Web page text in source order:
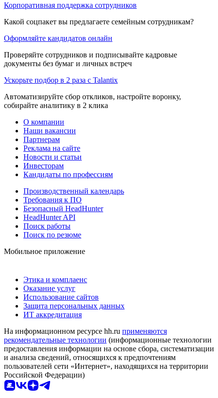
Корпоративная поддержка сотрудников
Какой соцпакет вы предлагаете семейным сотрудникам?
Оформляйте кандидатов онлайн
Проверяйте сотрудников и подписывайте кадровые
документы без бумаг и личных встреч
Ускорьте подбор в 2 раза с Talantix
Автоматизируйте сбор откликов, настройте воронку,
собирайте аналитику в 2 клика
О компании
Наши вакансии
Партнерам
Реклама на сайте
Новости и статьи
Инвесторам
Кандидаты по профессиям
Производственный календарь
Требования к ПО
Безопасный HeadHunter
HeadHunter API
Поиск работы
Поиск по резюме
Мобильное приложение
Этика и комплаенс
Оказание услуг
Использование сайтов
Защита персональных данных
ИТ аккредитация
На информационном ресурсе hh.ru применяются
рекомендательные технологии (информационные технологии
предоставления информации на основе сбора, систематизации
и анализа сведений, относящихся к предпочтениям
пользователей сети «Интернет», находящихся на территории
Российской Федерации)